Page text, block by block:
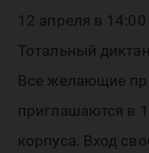
12 апреля в
Тотальный
Все желающие
приглашаются в
корпуса. Вход